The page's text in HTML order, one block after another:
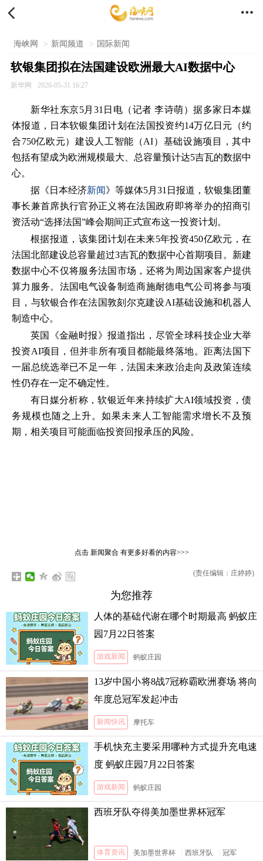
 
海峡网 > 新闻频道 > 国际新闻
软银集团拟在法国建设欧洲最大AI数据中心
新华网 2026-05-31 16:27
新华社东京5月31日电（记者 李诗萌）据多家日本媒
体报道，日本软银集团计划在法国投资约14万亿日元（约
合750亿欧元）建设人工智能（AI）基础设施项目，其中
包括有望成为欧洲规模最大、总容量预计达5吉瓦的数据中
心。
据《日本经济新闻》等媒体5月31日报道，软银集团董
事长兼首席执行官孙正义将在法国政府即将举办的招商引
资活动“选择法国”峰会期间正式宣布这一投资计划。
根据报道，该集团计划在未来5年投资450亿欧元，在
法国北部建设总容量超过3吉瓦的数据中心首期项目。新建
数据中心不仅将服务法国市场，还将为周边国家客户提供
算力服务。法国电气设备制造商施耐德电气公司将参与项
目，与软银合作在法国敦刻尔克建设AI基础设施和机器人
制造中心。
英国《金融时报》报道指出，尽管全球科技企业大举
投资AI项目，但并非所有项目都能最终落地。距离法国下
一届总统选举已不足一年，法国未来政治走向及政策连续
性仍存在一定不确定性。
有日媒分析称，软银近年来持续扩大AI领域投资，债
务规模也随之上升。如果未来人工智能需求增长不及预
期，相关项目可能面临投资回报承压的风险。
点击 新闻聚合有更多好看的内容>>>
(责任编辑：庄婷婷)
为您推荐
人体的基础代谢在哪个时期最高 蚂蚁庄
园7月22日答案
游戏新闻 蚂蚁庄园
13岁中国小将8战7冠称霸欧洲赛场 将向
年度总冠军发起冲击
新闻快讯 摩托车
手机快充主要采用哪种方式提升充电速
度 蚂蚁庄园7月22日答案
游戏新闻 蚂蚁庄园
西班牙队夺得美加墨世界杯冠军
体育资讯 美加墨世界杯 西班牙队 冠军